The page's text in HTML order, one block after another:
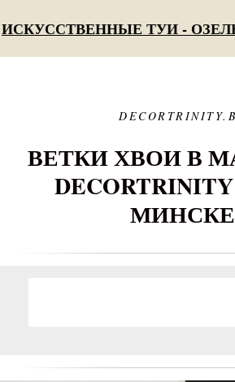
ТУИ -
ВЕТКИ ХВОИ В
МИНСКЕ